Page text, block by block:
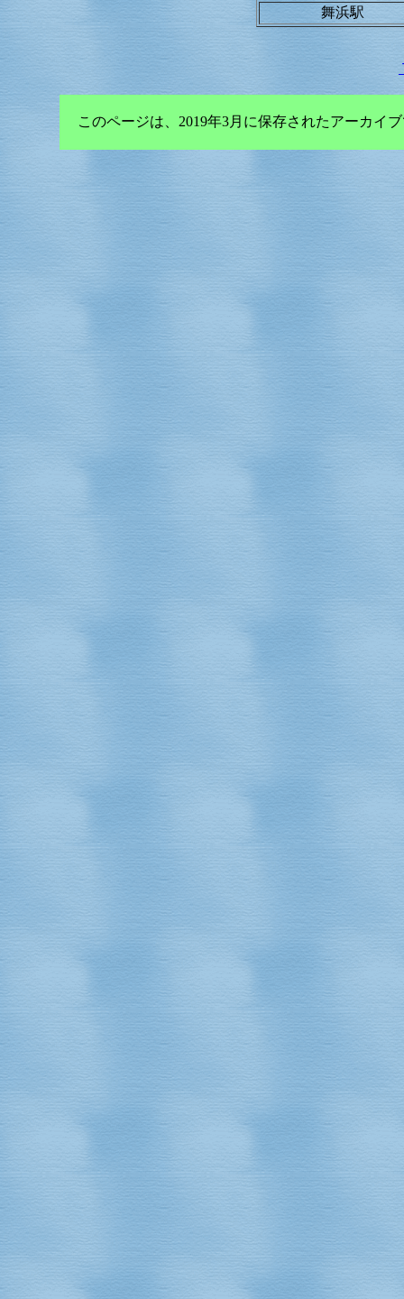
舞浜駅
このページは、2019年3月に保存されたアーカイ